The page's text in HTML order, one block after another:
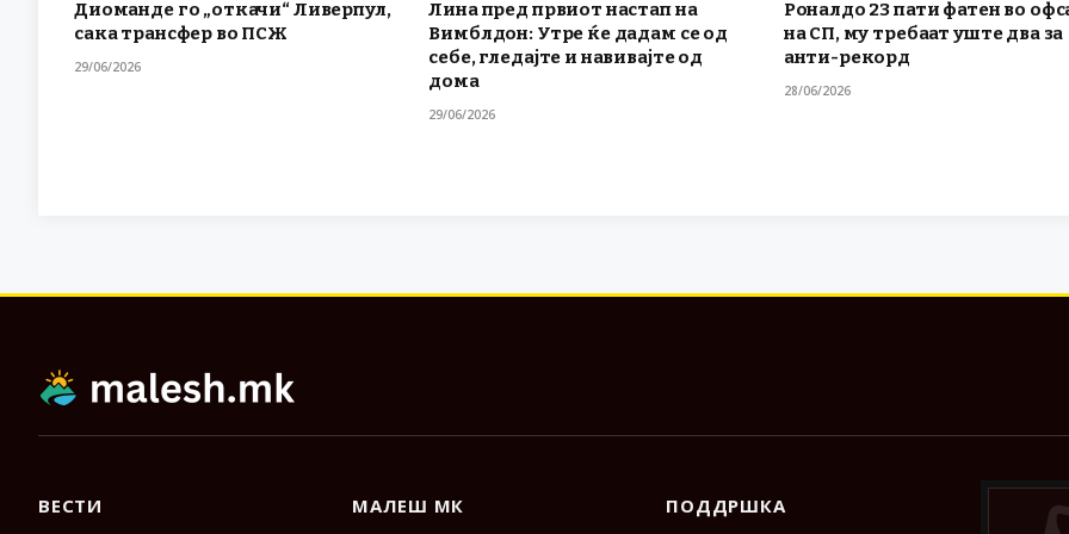
Диоманде го „откачи“ Ливерпул,
сака трансфер во ПСЖ
29/06/2026
Лина пред првиот настап на
Вимблдон: Утре ќе дадам се од
себе, гледајте и навивајте од
дома
29/06/2026
Роналдо 23 пати фатен во
на СП, му требаат уште два за
анти-рекорд
28/06/2026
ВЕСТИ МАЛЕШ МК ПОДДРШКА